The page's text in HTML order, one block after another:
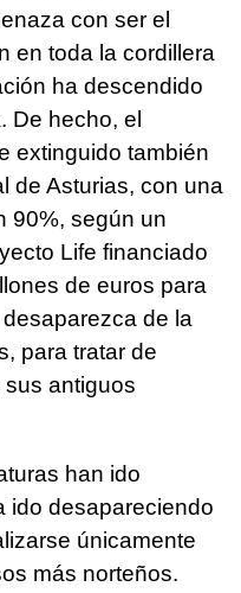
con ser el
en toda la cordillera
ha descendido
De hecho, el
extinguido también
de Asturias, con una
90%, según un
Life financiado
de euros para
de la
para tratar de
antiguos
han ido
ido desapareciendo
únicamente
más norteños.